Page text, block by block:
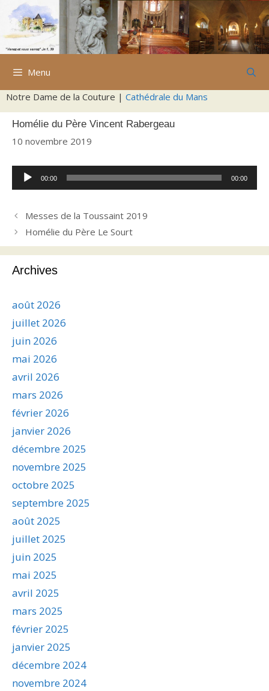
Aller
contenu
Menu
Notre Dame de la Couture | Cathédrale du Mans
Homélie du Père Vincent Rabergeau
10 novembre 2019
Lecteur
audio
00:00 00:00
Messes de la Toussaint 2019
Homélie du Père Le Sourt
Archives
août 2026
juillet 2026
juin 2026
mai 2026
avril 2026
mars 2026
février 2026
janvier 2026
décembre 2025
novembre 2025
octobre 2025
septembre 2025
août 2025
juillet 2025
juin 2025
mai 2025
avril 2025
mars 2025
février 2025
janvier 2025
décembre 2024
novembre 2024